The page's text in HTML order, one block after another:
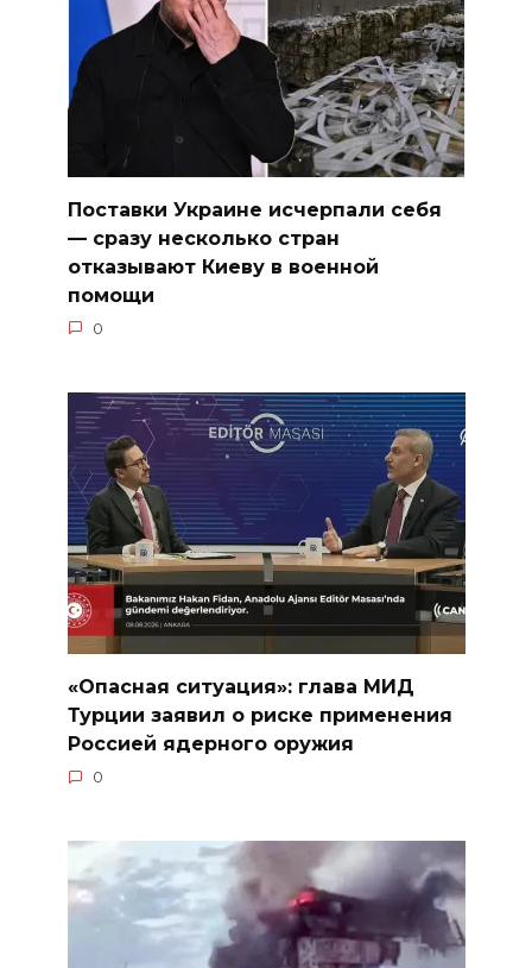
Поставки Украине исчерпали себя
— сразу несколько стран
отказывают Киеву в военной
помощи
0
«Опасная ситуация»: глава МИД
Турции заявил о риске применения
Россией ядерного оружия
0